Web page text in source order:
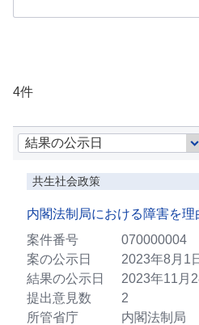
4件
共生社会政策
内閣法制局における障害を
案件番号
070000004
案の公示日
2023年8月1
結果の公示日
2023年11月
提出意見数
2
所管省庁
内閣法制局